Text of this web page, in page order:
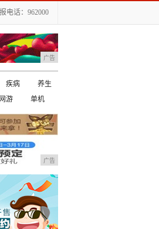
电话：962000
广告
疾病
养生
网游 单机
广告